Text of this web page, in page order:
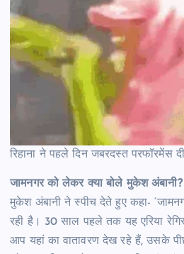
रिहाना ने पहले दिन जबरदस्त परफॉरमेंस
जामनगर को लेकर क्या बोले मुकेश अंबानी?
मुकेश अंबानी ने स्पीच देते हुए कहा-
रही है। 30 साल पहले तक यह एरिया
आप यहां का वातावरण देख रहे हैं, उसके